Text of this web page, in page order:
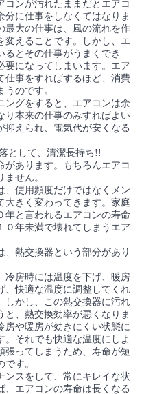
コンが汚れたままだとエアコ
分に仕事をしなくてはなりま
最大の仕事は、風の流れを作
変えることです。しかし、エ
るとその仕事がうまくでき
要になってしまいます。エア
仕事をすればするほど、消費
うのです。
ングをすると、エアコンは余
り本来の仕事のみすればよい
抑えられ、電気代が安くなる
として、清潔長持ち!!
があります。もちろんエアコ
ません。
、使用頻度だけではなくメン
大きく変わってきます。家庭
年と言われるエアコンの寿命
０年未満で壊れてしまうエア
、熱交換器という部分があり
冷房時には温度を下げ、暖房
、快適な温度に調整してくれ
しかし、この熱交換器に汚れ
と、熱交換効率が悪くなりま
房や暖房が効きにくい状態に
。それでも快適な温度にしよ
張ってしまうため、寿命が短
です。
ンスをして、常にキレイな状
、エアコンの寿命は長くなる